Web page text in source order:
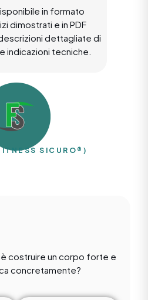
in formato
dimostrati e in PDF
dettagliate di
indicazioni tecniche.
SICURO®)
costruire un corpo forte e
concretamente?